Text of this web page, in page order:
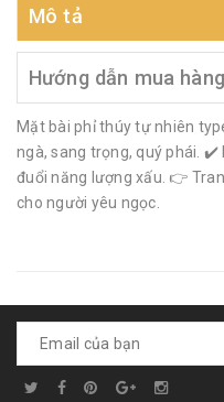
Mô tả
Hướng dẫn mua hàng
Mặt bài phỉ thúy tự nhiên
ngà, sang trọng, quý phái. ✔️
đuổi năng lượng xấu. 👉
cho người yêu ngọc.